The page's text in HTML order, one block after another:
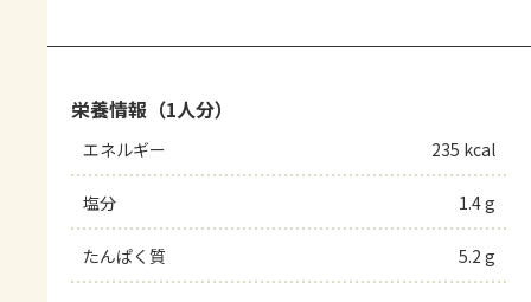
栄養情報（1人分）
エネルギー 235 kcal
塩分 1.4 g
たんぱく質 5.2 g